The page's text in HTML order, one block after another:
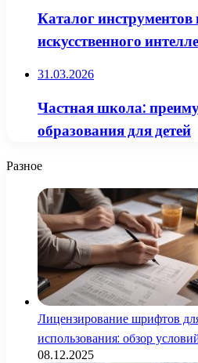
Каталог инструментов
искусственного
31.03.2026
Частная школа:
образования для детей
Разное
Лицензирование шрифтов
использования: обзор
08.12.2025